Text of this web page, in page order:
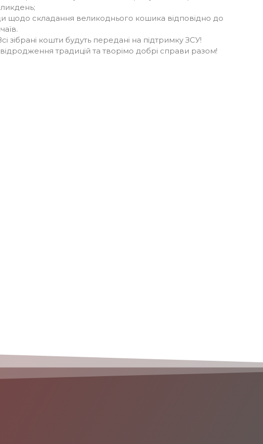
щодо складання великоднього кошика відповідно до
зібрані кошти будуть передані на підтримку ЗСУ!
традицій та творімо добрі справи разом!